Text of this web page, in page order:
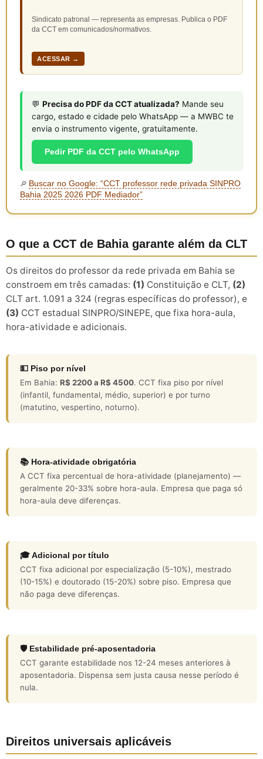
Sindicato patronal — representa as empresas. Publica o PDF
da CCT em comunicados/normativos.
ACESSAR →
💬 Precisa do PDF da CCT atualizada? Mande seu
cargo, estado e cidade pelo WhatsApp — a MWBC te
envia o instrumento vigente, gratuitamente.
Pedir PDF da CCT pelo WhatsApp
🔎 Buscar no Google: “CCT professor rede privada SINPRO
Bahia 2025 2026 PDF Mediador”
O que a CCT de Bahia garante além da CLT
Os direitos do professor da rede privada em Bahia se
constroem em três camadas: (1) Constituição e CLT, (2)
CLT art. 1.091 a 324 (regras específicas do professor), e
(3) CCT estadual SINPRO/SINEPE, que fixa hora-aula,
hora-atividade e adicionais.
💵 Piso por nível
Em Bahia: R$ 2200 a R$ 4500. CCT fixa piso por nível
(infantil, fundamental, médio, superior) e por turno
(matutino, vespertino, noturno).
📚 Hora-atividade obrigatória
A CCT fixa percentual de hora-atividade (planejamento) —
geralmente 20-33% sobre hora-aula. Empresa que paga só
hora-aula deve diferenças.
🎓 Adicional por título
CCT fixa adicional por especialização (5-10%), mestrado
(10-15%) e doutorado (15-20%) sobre piso. Empresa que
não paga deve diferenças.
🛡️ Estabilidade pré-aposentadoria
CCT garante estabilidade nos 12-24 meses anteriores à
aposentadoria. Dispensa sem justa causa nesse período é
nula.
Direitos universais aplicáveis